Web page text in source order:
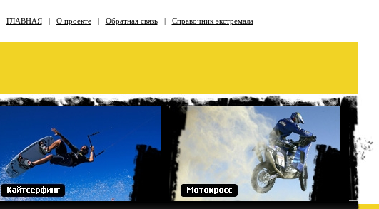
ГЛАВНАЯ| О проекте| Обратная связь| Справочник экстремала